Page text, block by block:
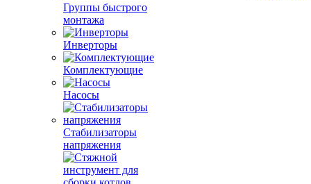
Группы быстрого
монтажа
Инверторы
Комплектующие
Насосы
Стабилизаторы
напряжения